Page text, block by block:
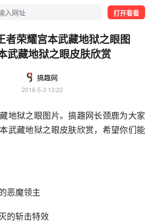
打开看看
者荣耀宫本武藏地狱之眼图
武藏地狱之眼皮肤欣赏
搞趣网
2016-5-3 13:22
地狱之眼图片。搞趣网长颈鹿为大家
武藏地狱之眼皮肤欣赏，希望你们能
恶魔领主
的斩击特效